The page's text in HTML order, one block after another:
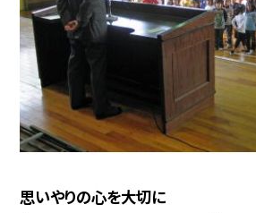
思いやりの心を大切に